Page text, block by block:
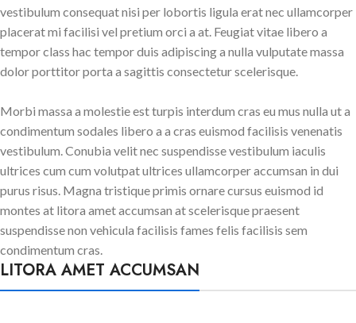
vestibulum consequat nisi per lobortis ligula erat nec ullamcorper
placerat mi facilisi vel pretium orci a at. Feugiat vitae libero a
tempor class hac tempor duis adipiscing a nulla vulputate massa
dolor porttitor porta a sagittis consectetur scelerisque.
Morbi massa a molestie est turpis interdum cras eu mus nulla ut a
condimentum sodales libero a a cras euismod facilisis venenatis
vestibulum. Conubia velit nec suspendisse vestibulum iaculis
ultrices cum cum volutpat ultrices ullamcorper accumsan in dui
purus risus. Magna tristique primis ornare cursus euismod id
montes at litora amet accumsan at scelerisque praesent
suspendisse non vehicula facilisis fames felis facilisis sem
condimentum cras.
LITORA AMET ACCUMSAN